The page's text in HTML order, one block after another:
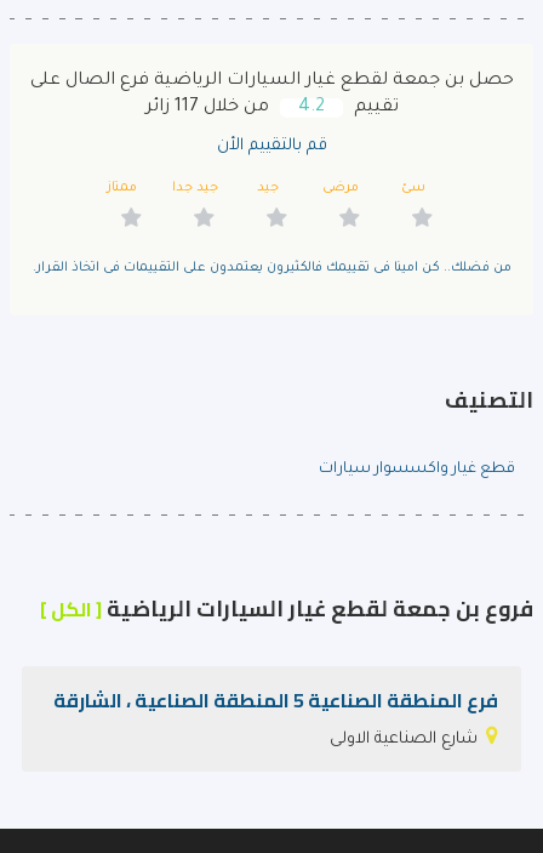
حصل بن جمعة لقطع غيار السيارات الرياضية فرع الصال على
تقييم
4.2 من خلال 117 زائر
قم بالتقييم الأن
سئ مرضى جيد جيد جدا ممتاز
من فضلك.. كن امينا فى تقييمك فالكثيرون يعتمدون على التقييمات فى اتخاذ القرار.
التصنيف
قطع غيار واكسسوار سيارات
فروع بن جمعة لقطع غيار السيارات الرياضية[ الكل ]
فرع المنطقة الصناعية 5 المنطقة الصناعية ، الشارقة
شارع الصناعية الاولى